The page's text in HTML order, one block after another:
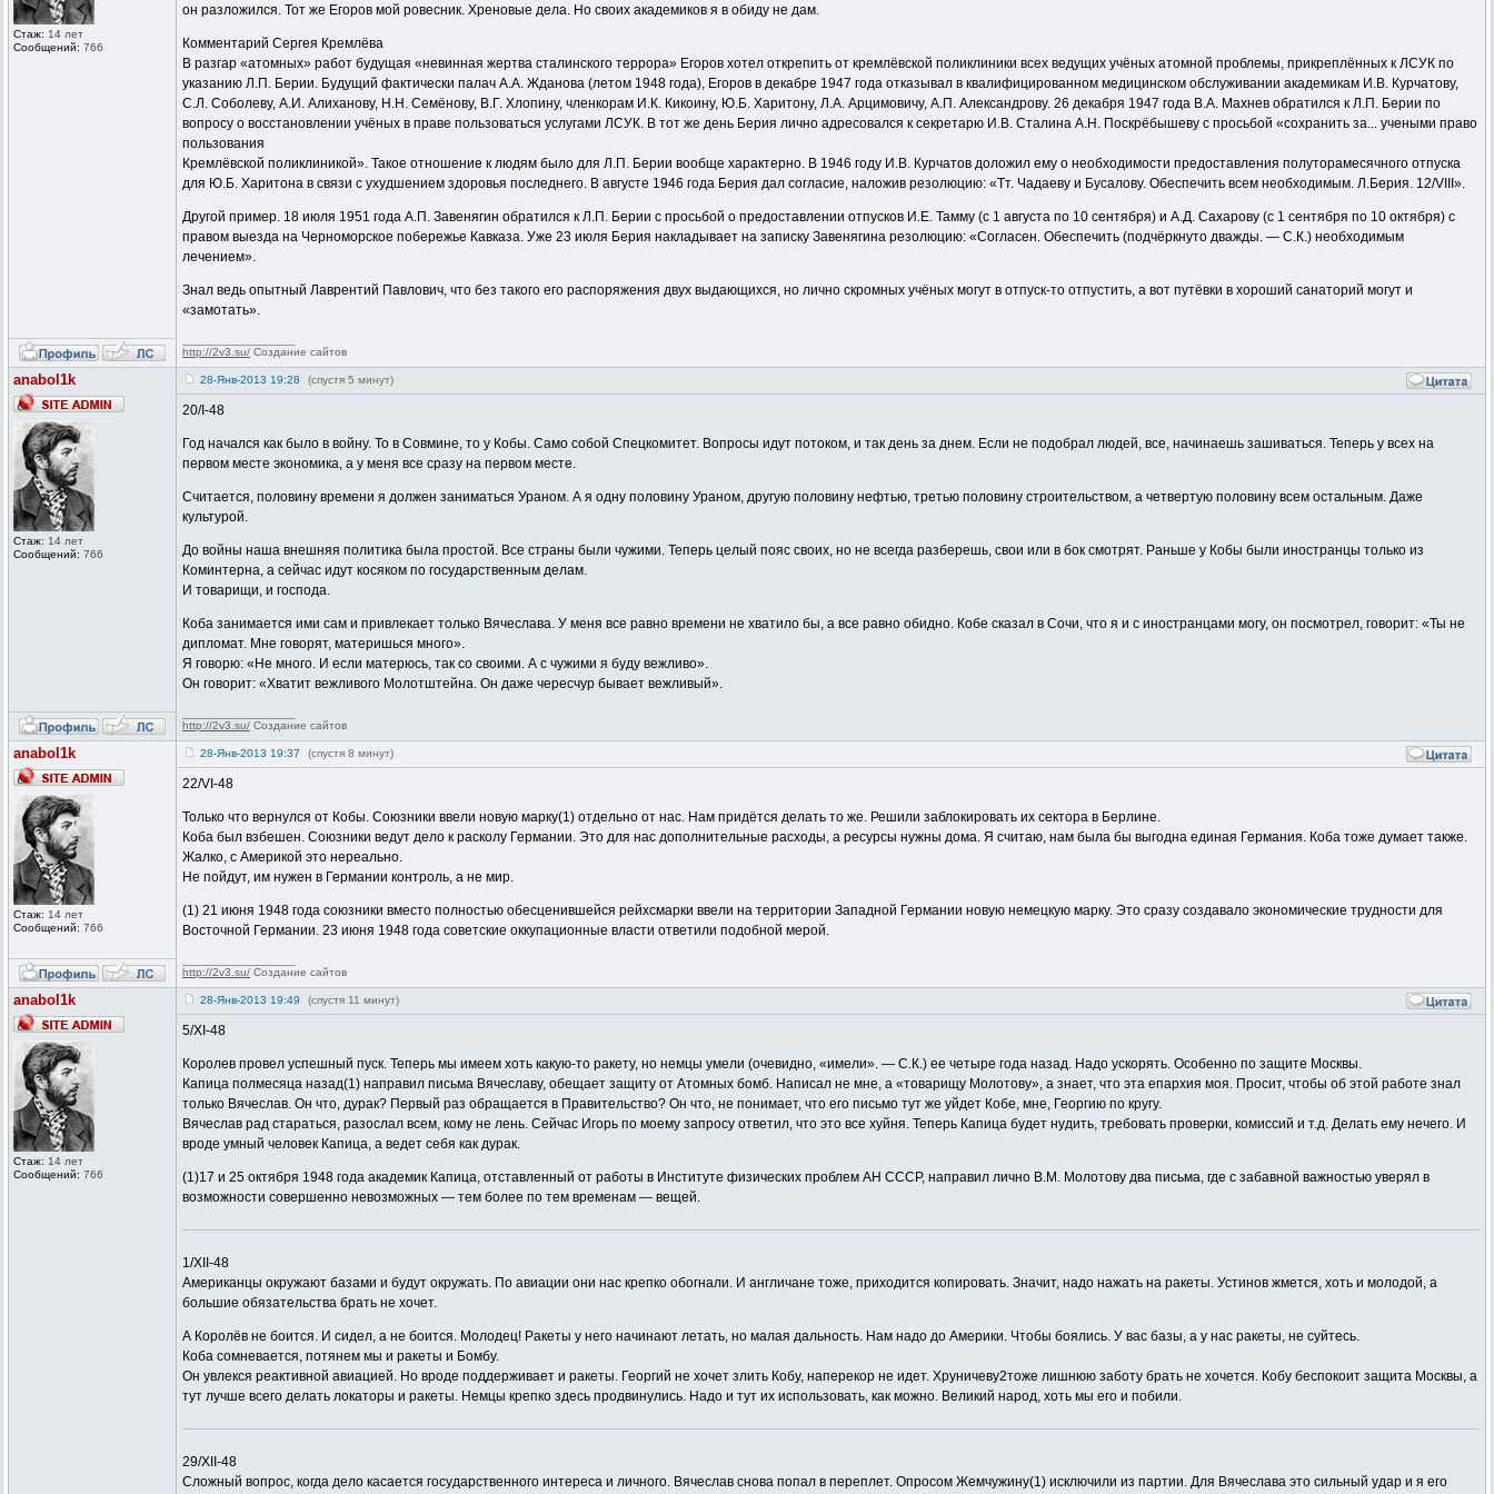
Стаж: 14 лет
Сообщений: 766
он разложился. Тот же Егоров мой ровесник. Хреновые дела. Но своих академиков я в обиду не дам.
Комментарий Сергея Кремлёва
В разгар «атомных» работ будущая «невинная жертва сталинского террора» Егоров хотел открепить от кремлёвской поликлиники всех ведущих учёных атомной проблемы, прикреплённых к ЛСУК по
указанию Л.П. Берии. Будущий фактически палач А.А. Жданова (летом 1948 года), Егоров в декабре 1947 года отказывал в квалифицированном медицинском обслуживании академикам И.В. Курчатову,
С.Л. Соболеву, А.И. Алиханову, Н.Н. Семёнову, В.Г. Хлопину, членкорам И.К. Кикоину, Ю.Б. Харитону, Л.А. Арцимовичу, А.П. Александрову. 26 декабря 1947 года В.А. Махнев обратился к Л.П. Берии по
вопросу о восстановлении учёных в праве пользоваться услугами ЛСУК. В тот же день Берия лично адресовался к секретарю И.В. Сталина А.Н. Поскрёбышеву с просьбой «сохранить за... учеными право
пользования
Кремлёвской поликлиникой». Такое отношение к людям было для Л.П. Берии вообще характерно. В 1946 году И.В. Курчатов доложил ему о необходимости предоставления полуторамесячного отпуска
для Ю.Б. Харитона в связи с ухудшением здоровья последнего. В августе 1946 года Берия дал согласие, наложив резолюцию: «Тт. Чадаеву и Бусалову. Обеспечить всем необходимым. Л.Берия. 12/VIII».
Другой пример. 18 июля 1951 года А.П. Завенягин обратился к Л.П. Берии с просьбой о предоставлении отпусков И.Е. Тамму (с 1 августа по 10 сентября) и А.Д. Сахарову (с 1 сентября по 10 октября) с
правом выезда на Черноморское побережье Кавказа. Уже 23 июля Берия накладывает на записку Завенягина резолюцию: «Согласен. Обеспечить (подчёркнуто дважды. — С.К.) необходимым
лечением».
Знал ведь опытный Лаврентий Павлович, что без такого его распоряжения двух выдающихся, но лично скромных учёных могут в отпуск-то отпустить, а вот путёвки в хороший санаторий могут и
«замотать».
http://2v3.su/ Создание сайтов
anabol1k
Стаж: 14 лет
Сообщений: 766
28-Янв-2013 19:28 (спустя 5 минут)
20/I-48
Год начался как было в войну. То в Совмине, то у Кобы. Само собой Спецкомитет. Вопросы идут потоком, и так день за днем. Если не подобрал людей, все, начинаешь зашиваться. Теперь у всех на
первом месте экономика, а у меня все сразу на первом месте.
Считается, половину времени я должен заниматься Ураном. А я одну половину Ураном, другую половину нефтью, третью половину строительством, а четвертую половину всем остальным. Даже
культурой.
До войны наша внешняя политика была простой. Все страны были чужими. Теперь целый пояс своих, но не всегда разберешь, свои или в бок смотрят. Раньше у Кобы были иностранцы только из
Коминтерна, а сейчас идут косяком по государственным делам.
И товарищи, и господа.
Коба занимается ими сам и привлекает только Вячеслава. У меня все равно времени не хватило бы, а все равно обидно. Кобе сказал в Сочи, что я и с иностранцами могу, он посмотрел, говорит: «Ты не
дипломат. Мне говорят, материшься много».
Я говорю: «Не много. И если матерюсь, так со своими. А с чужими я буду вежливо».
Он говорит: «Хватит вежливого Молотштейна. Он даже чересчур бывает вежливый».
http://2v3.su/ Создание сайтов
anabol1k
Стаж: 14 лет
Сообщений: 766
28-Янв-2013 19:37 (спустя 8 минут)
22/VI-48
Только что вернулся от Кобы. Союзники ввели новую марку(1) отдельно от нас. Нам придётся делать то же. Решили заблокировать их сектора в Берлине.
Коба был взбешен. Союзники ведут дело к расколу Германии. Это для нас дополнительные расходы, а ресурсы нужны дома. Я считаю, нам была бы выгодна единая Германия. Коба тоже думает также.
Жалко, с Америкой это нереально.
Не пойдут, им нужен в Германии контроль, а не мир.
(1) 21 июня 1948 года союзники вместо полностью обесценившейся рейхсмарки ввели на территории Западной Германии новую немецкую марку. Это сразу создавало экономические трудности для
Восточной Германии. 23 июня 1948 года советские оккупационные власти ответили подобной мерой.
http://2v3.su/ Создание сайтов
anabol1k
Стаж: 14 лет
Сообщений: 766
28-Янв-2013 19:49 (спустя 11 минут)
5/XI-48
Королев провел успешный пуск. Теперь мы имеем хоть какую-то ракету, но немцы умели (очевидно, «имели». — С.К.) ее четыре года назад. Надо ускорять. Особенно по защите Москвы.
Капица полмесяца назад(1) направил письма Вячеславу, обещает защиту от Атомных бомб. Написал не мне, а «товарищу Молотову», а знает, что эта епархия моя. Просит, чтобы об этой работе знал
только Вячеслав. Он что, дурак? Первый раз обращается в Правительство? Он что, не понимает, что его письмо тут же уйдет Кобе, мне, Георгию по кругу.
Вячеслав рад стараться, разослал всем, кому не лень. Сейчас Игорь по моему запросу ответил, что это все хуйня. Теперь Капица будет нудить, требовать проверки, комиссий и т.д. Делать ему нечего. И
вроде умный человек Капица, а ведет себя как дурак.
(1)17 и 25 октября 1948 года академик Капица, отставленный от работы в Институте физических проблем АН СССР, направил лично B.M. Молотову два письма, где с забавной важностью уверял в
возможности совершенно невозможных — тем более по тем временам — вещей.
1/XII-48
Американцы окружают базами и будут окружать. По авиации они нас крепко обогнали. И англичане тоже, приходится копировать. Значит, надо нажать на ракеты. Устинов жмется, хоть и молодой, а
большие обязательства брать не хочет.
А Королёв не боится. И сидел, а не боится. Молодец! Ракеты у него начинают летать, но малая дальность. Нам надо до Америки. Чтобы боялись. У вас базы, а у нас ракеты, не суйтесь.
Коба сомневается, потянем мы и ракеты и Бомбу.
Он увлекся реактивной авиацией. Но вроде поддерживает и ракеты. Георгий не хочет злить Кобу, наперекор не идет. Хруничеву2тоже лишнюю заботу брать не хочется. Кобу беспокоит защита Москвы, а
тут лучше всего делать локаторы и ракеты. Немцы крепко здесь продвинулись. Надо и тут их использовать, как можно. Великий народ, хоть мы его и побили.
29/ХII-48
Сложный вопрос, когда дело касается государственного интереса и личного. Вячеслав снова попал в переплет. Опросом Жемчужину(1) исключили из партии. Для Вячеслава это сильный удар и я его